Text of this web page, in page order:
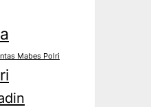
Mabes Polri